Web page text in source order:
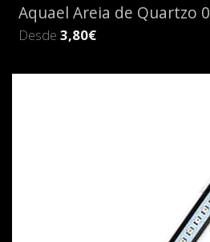
Aquael Areia de Quartzo
Desde 3,80€